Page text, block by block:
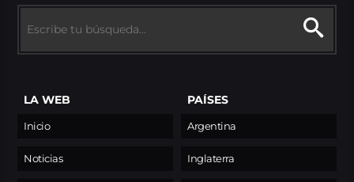
LA WEB
Inicio
Noticias
PAÍSES
Argentina
Inglaterra